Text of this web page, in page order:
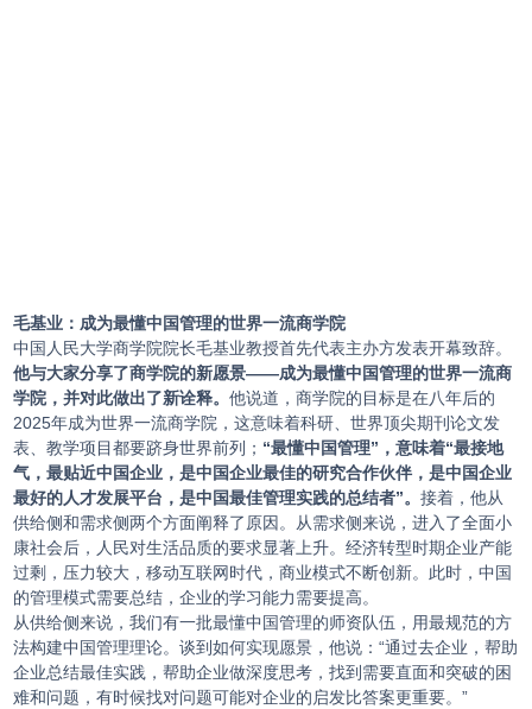
毛基业：成为最懂中国管理的世界一流商学院
中国人民大学商学院院长毛基业教授首先代表主办方发表开幕致辞。
他与大家分享了商学院的新愿景——成为最懂中国管理的世界一流商
学院，并对此做出了新诠释。他说道，商学院的目标是在八年后的
2025年成为世界一流商学院，这意味着科研、世界顶尖期刊论文发
表、教学项目都要跻身世界前列； “最懂中国管理”，意味着“最接地
气，最贴近中国企业，是中国企业最佳的研究合作伙伴，是中国企业
最好的人才发展平台，是中国最佳管理实践的总结者”。接着，他从
供给侧和需求侧两个方面阐释了原因。从需求侧来说，进入了全面小
康社会后，人民对生活品质的要求显著上升。经济转型时期企业产能
过剩，压力较大，移动互联网时代，商业模式不断创新。此时，中国
的管理模式需要总结，企业的学习能力需要提高。
从供给侧来说，我们有一批最懂中国管理的师资队伍，用最规范的方
法构建中国管理理论。谈到如何实现愿景，他说：“通过去企业，帮助
企业总结最佳实践，帮助企业做深度思考，找到需要直面和突破的困
难和问题，有时候找对问题可能对企业的启发比答案更重要。”